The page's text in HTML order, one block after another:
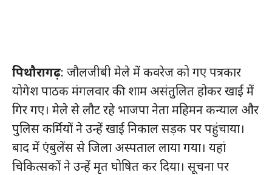
पिथौरागढ़: जौलजीबी मेले में कवरेज को गए पत्रकार
योगेश पाठक मंगलवार की शाम असंतुलित होकर खाई में
गिर गए। मेले से लौट रहे भाजपा नेता महिमन कन्याल और
पुलिस कर्मियों ने उन्हें खाई निकाल सड़क पर पहुंचाया।
बाद में एंबुलेंस से जिला अस्पताल लाया गया। यहां
चिकित्सकों ने उन्हें मृत घो​षित कर दिया। सूचना पर